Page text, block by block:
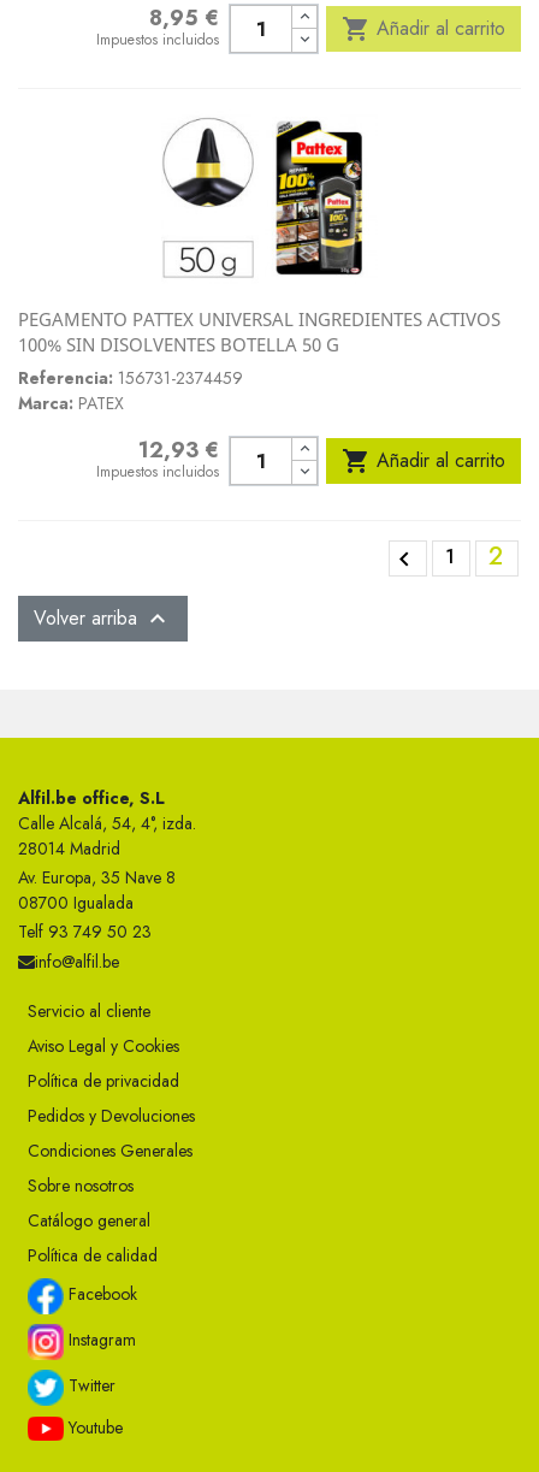
8,95 €
Impuestos incluidos  Añadir al carrito
PEGAMENTO PATTEX UNIVERSAL INGREDIENTES ACTIVOS
100% SIN DISOLVENTES BOTELLA 50 G
Referencia: 156731-2374459
Marca: PATEX
Precio12,93 €
Impuestos incluidos  Añadir al carrito
 1 2
Volver arriba 
Alfil.be office, S.L
Calle Alcalá, 54, 4°, izda.
28014 Madrid
Av. Europa, 35 Nave 8
08700 Igualada
Telf 93 749 50 23
info@alfil.be
Servicio al cliente
Aviso Legal y Cookies
Política de privacidad
Pedidos y Devoluciones
Condiciones Generales
Sobre nosotros
Catálogo general
Política de calidad
Facebook
Instagram
Twitter
Youtube